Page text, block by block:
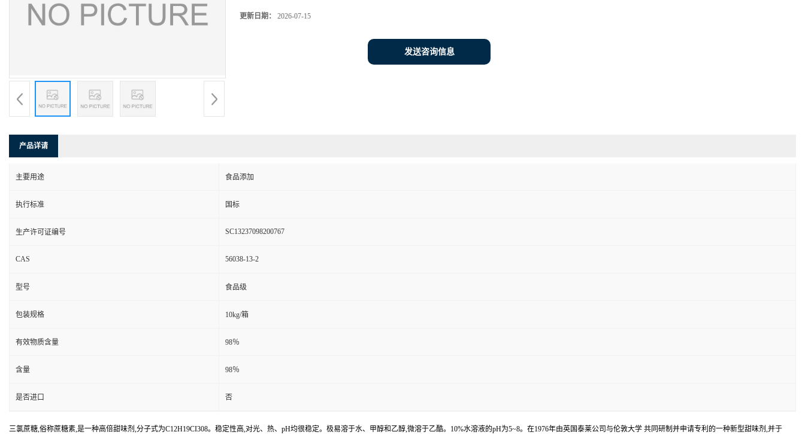
更新日期： 2026-07-15
发送咨询信息
产品详请
主要用途 食品添加
执行标准 国标
生产许可证编号 SC13237098200767
CAS 56038-13-2
型号 食品级
包装规格 10kg/箱
有效物质含量 98％
含量 98％
是否进口 否
三氯蔗糖,俗称蔗糖素,是一种高倍甜味剂,分子式为C12H19CI308。稳定性高,对光、热、pH均很稳定。极易溶于水、甲醇和乙醇,微溶于乙酷。10%水溶液的pH为5~8。在1976年由英国泰莱公司与伦敦大学 共同研制并申请专利的一种新型甜味剂,并于